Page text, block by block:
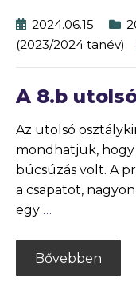
2024.06.15.
(2023/2024 tanév)
A 8.b
Az utolsó
mondhatjuk, hogy
búcsúzás volt. A
a csapatot,
egy …
Bővebben